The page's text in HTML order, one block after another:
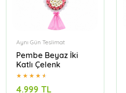
Aynı Gün Teslimat
Pembe Beyaz İki
Katlı Çelenk
4.999 TL